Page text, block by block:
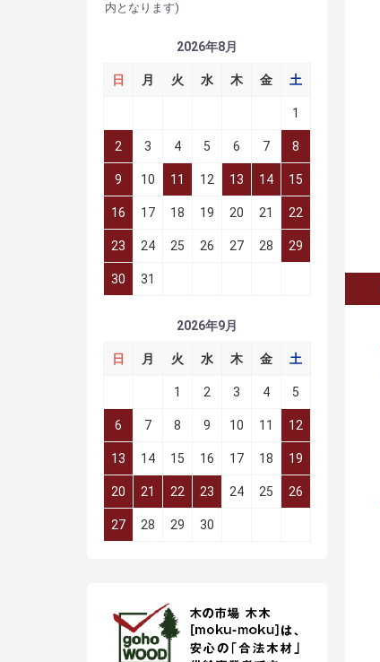
内となります)
2026年8月
日 月 火 水 木 金 土
1
2 3 4 5 6 7 8
9 10 11 12 13 14 15
16 17 18 19 20 21 22
23 24 25 26 27 28 29
30 31
2026年9月
日 月 火 水 木 金 土
1 2 3 4 5
6 7 8 9 10 11 12
13 14 15 16 17 18 19
20 21 22 23 24 25 26
27 28 29 30